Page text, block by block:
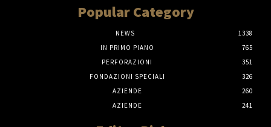
Popular Category
NEWS
1338
IN PRIMO PIANO
765
PERFORAZIONI
351
FONDAZIONI SPECIALI
326
AZIENDE
260
AZIENDE
241